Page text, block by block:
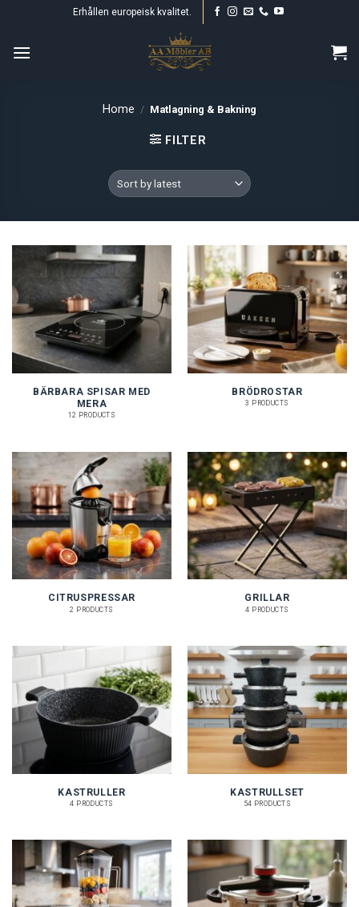
content
Erhållen europeisk kvalitet.
Home / Matlagning & Bakning
FILTER
BÄRBARA SPISAR MED
MERA
12 PRODUCTS
BRÖDROSTAR
3 PRODUCTS
CITRUSPRESSAR
2 PRODUCTS
GRILLAR
4 PRODUCTS
KASTRULLER
4 PRODUCTS
KASTRULLSET
54 PRODUCTS